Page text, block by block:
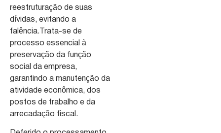
reestruturação de suas
dívidas, evitando a
falência.Trata-se de
processo essencial à
preservação da função
social da empresa,
garantindo a manutenção da
atividade econômica, dos
postos de trabalho e da
arrecadação fiscal.